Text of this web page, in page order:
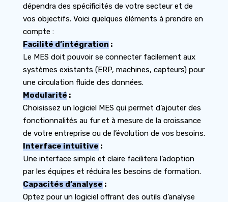
dépendra des spécificités de votre secteur et de
vos objectifs. Voici quelques éléments à prendre en
compte :
Facilité d’intégration:
Le MES doit pouvoir se connecter facilement aux
systèmes existants (ERP, machines, capteurs) pour
une circulation fluide des données.
Modularité:
Choisissez un logiciel MES qui permet d’ajouter des
fonctionnalités au fur et à mesure de la croissance
de votre entreprise ou de l’évolution de vos besoins.
Interface intuitive:
Une interface simple et claire facilitera l’adoption
par les équipes et réduira les besoins de formation.
Capacités d’analyse:
Optez pour un logiciel offrant des outils d’analyse